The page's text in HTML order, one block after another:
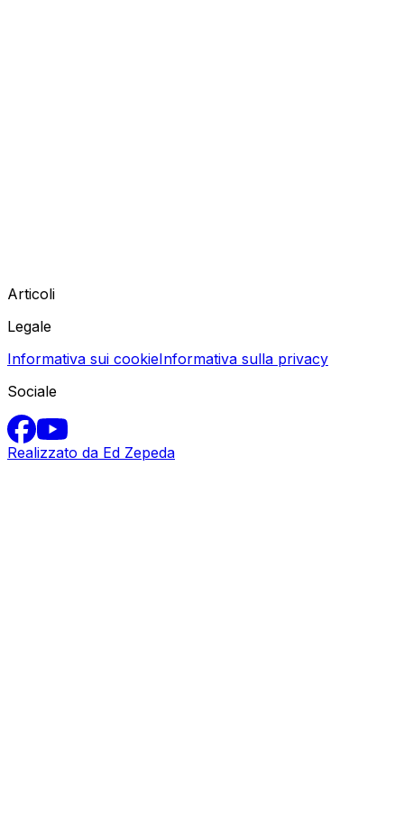
Articoli
Legale
Informativa sui cookieInformativa sulla privacy
Sociale
Realizzato da Ed Zepeda